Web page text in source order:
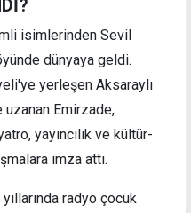
isimlerinden Sevil
dünyaya geldi.
yerleşen Aksaraylı
Emirzade,
yayıncılık ve kültür-
imza attı.
radyo çocuk